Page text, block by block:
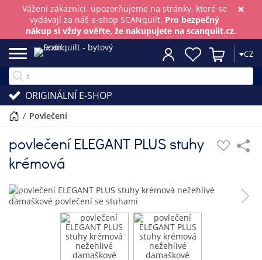
×
Vážení zákazníci, upozorňujeme na stránky, které se
vydávají za náš e-shop SCANquilt. Pro bezpečný
nákup si vždy ověřte, že nakupujete na scanquilt.cz.
CZ
ORIGINÁLNÍ E-SHOP
/ povlečení
povlečení ELEGANT PLUS stuhy
krémová